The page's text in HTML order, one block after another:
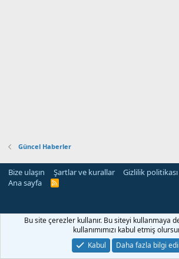
Güncel Haberler
Bize ulaşın Şartlar ve kurallar Gizlilik politikası
Ana sayfa
R
Bu site çerezler kullanır. Bu siteyi kullanmaya
kullanımımızı kabul etmiş
Kabul
Daha fazla bilgi